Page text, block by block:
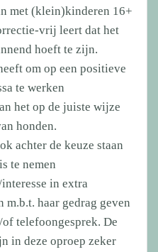
met (klein)kinderen 16+
vrij leert dat het
hoeft te zijn.
om op een positieve
te werken
het op de juiste wijze
honden.
achter de keuze staan
te nemen
in extra
haar gedrag geven
telefoongesprek. De
in deze oproep zeker